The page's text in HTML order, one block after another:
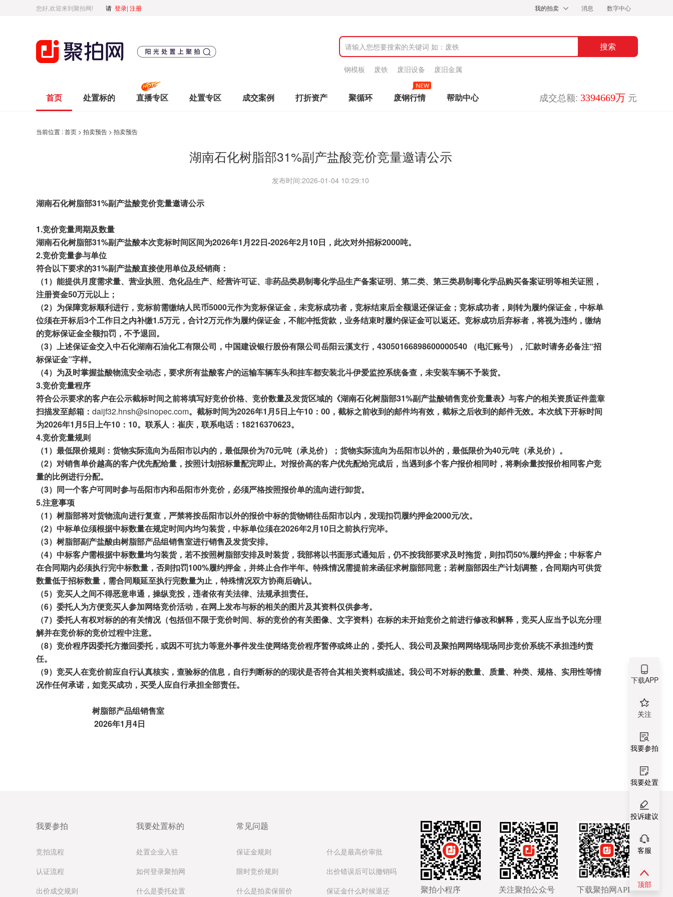
您好,欢迎来到聚拍网! 请 登录| 注册 我的拍卖 消息 数字中心
首页 处置标的 直播专区 处置专区 成交案例 打折资产 聚循环 废钢行情 帮助中心
钢模板 废铁 废旧设备 废旧金属
成交总额: 3394669万 元
当前位置 :首页 > 拍卖预告 > 拍卖预告
湖南石化树脂部31%副产盐酸竞价竞量邀请公示
发布时间:2026-01-04 10:29:10
湖南石化树脂部31%副产盐酸竞价竞量邀请公示
1.竞价竞量周期及数量
湖南石化树脂部31%副产盐酸本次竞标时间区间为2026年1 月22日-2026年2月10日，此次对外招标2000吨。
2.竞价竞量参与单位
符合以下要求的31%副产盐酸直接使用单位及经销商：
（1）能提供月度需求量、营业执照、危化品生产、 经营许可证、非药品类易制毒化学品生产备案证明、第二类、第三类易制毒化学品购买备案证明等相关证照，
注册资金50万元以上；
（2）为保障竞标顺利进行， 竞标前需缴纳人民币5000元作为竞标保证金，未竞标成功者 ，竞标结束后全额退还保证金；竞标成功者 ，则转为履约保证金，中标单
位须在开标后3个工作日之内补缴1.5万元，合计2万元作为履约保证金，不能冲抵货款 ，业务结束时履约保证金可以返还。竞标成功后弃标者 ，将视为违约 ， 缴纳
的竞标保证金全额扣罚 ， 不予退回。
（3）上述保证金交入中石化湖南石油化工有限公司 ，中国建设银行股份有限公司岳阳云溪支行， 43050166898600000540 （电汇账号）， 汇款时请务必备注“招
标保证金”字样。
（4）为及时掌握盐酸物流安全动态，要求所有盐酸客户的运输车辆车头和挂车都安装北斗伊爱监控系统备查，未安装车辆不予装货。
3.竞价竞量程序
符合公示要求的客户在公示截标时间之前将填写好竞价价格、竞价数量及发货区域的《湖南石化树脂部31%副产盐酸销售竞价竞量表》与客户的相关资质证件盖章
扫描发至邮箱： daijf32.hnsh@sinopec.com。截标时间为2026年1 月5日上午10 ： 00 ，截标之前收到的邮件均有效，截标之后收到的邮件无效。本次线下开标时间
为2026年1 月5日上午10 ： 10。联系人 ： 崔庆 ， 联系电话： 18216370623。
4.竞价竞量规则
（1）最低限价规则： 货物实际流向为岳阳市以内的，最低限价为70元/吨 （承兑价） ；货物实际流向为岳阳市以外的，最低限价为40元/吨 （承兑价） 。
（2）对销售单价越高的客户优先配给量，按照计划招标量配完即止。对报价高的客户优先配给完成后 ，当遇到多个客户报价相同时，将剩余量按报价相同客户竞
量的比例进行分配。
（3）同一个客户可同时参与岳阳市内和岳阳市外竞价，必须严格按照报价单的流向进行卸货。
5.注意事项
（1）树脂部将对货物流向进行复查，严禁将按岳阳市以外的报价中标的货物销往岳阳市以内，发现扣罚履约押金2000元/次。
（2）中标单位须根据中标数量在规定时间内均匀装货， 中标单位须在2026年2月10日之前执行完毕。
（3）树脂部副产盐酸由树脂部产品组销售室进行销售及发货安排。
（4）中标客户需根据中标数量均匀装货， 若不按照树脂部安排及时装货， 我部将以书面形式通知后，仍不按我部要求及时拖货，则扣罚50%履约押金；中标客户
在合同期内必须执行完中标数量，否则扣罚100%履约押金，并终止合作半年。特殊情况需提前来函征求树脂部同意；若树脂部因生产计划调整，合同期内可供货
数量低于招标数量，需合同顺延至执行完数量为止， 特殊情况双方协商后确认。
（5）竞买人之间不得恶意串通，操纵竞投，违者依有关法律、法规承担责任。
（6）委托人为方便竞买人参加网络竞价活动，在网上发布与标的相关的图片及其资料仅供参考。
（7）委托人有权对标的的有关情况（包括但不限于竞价时间、标的竞价的有关图像、文字资料）在标的未开始竞价之前进行修改和解释，竞买人应当予以充分理
解并在竞价标的竞价过程中注意。
（8）竞价程序因委托方撤回委托，或因不可抗力等意外事件发生使网络竞价程序暂停或终止的，委托人、我公司及聚拍网网络现场同步竞价系统不承担违约责
任。
（9）竞买人在竞价前应自行认真核实，查验标的信息，自行判断标的的现状是否符合其相关资料或描述。我公司不对标的数量、质量、种类、规格、实用性等情
况作任何承诺，如竞买成功，买受人应自行承担全部责任。
树脂部产品组销售室
2026年1 月4日
下载APP
关注
我要参拍
我要处置
投诉建议
客服
顶部
我要参拍
竞拍流程
认证流程
出价成交规则
我要处置标的
处置企业入驻
如何登录聚拍网
什么是委托处置
常见问题
保证金规则 什么是最高价审批
限时竞价规则 出价错误后可以撤销吗
什么是拍卖保留价 保证金什么时候退还 下载聚拍网APP
关注聚拍公众号
聚拍小程序